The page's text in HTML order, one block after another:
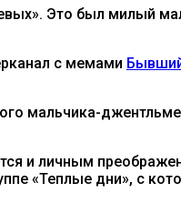
Это был милый
с мемами
мальчика-
и личным
«Теплые дни», с